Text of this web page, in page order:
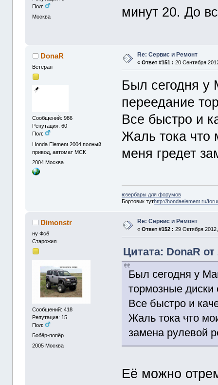
Пол:
Москва
минут 20. До
DonaR
Ветеран
Сообщений: 986
Репутация: 60
Пол:
Honda Element 2004 полный
привод, автомат МСК
2004 Москва
Re: Сервис и Ремонт
«Ответ #151 : 20 Сентября
Был сегодня
переедание
Все быстро и
Жаль тока что
меня гредет
юзербары для форумов
Бортовик тутhttp://hondaelement.ru/
Dimonstr
ну Фсё
Старожил
Сообщений: 418
Репутация: 15
Пол:
Бобёр-попёр
2005 Москва
Re: Сервис и Ремонт
«Ответ #152 : 29 Октября
Цитата: DonaR
Был сегодня у
тормозные диски
Все быстро и
Жаль тока что
замена рулевой
Её можно